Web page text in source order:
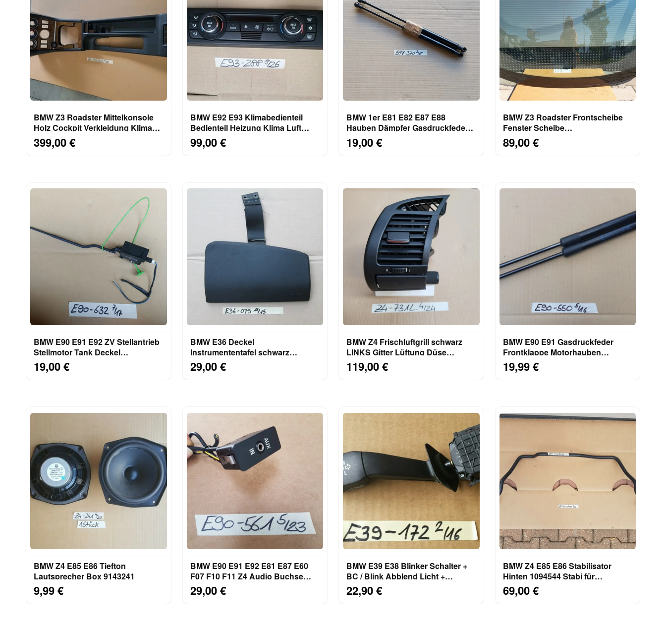
BMW Z3 Roadster Mittelkonsole
Holz Cockpit Verkleidung Klima
Blende 8397702
399,00 €
BMW E92 E93 Klimabedienteil
Bedienteil Heizung Klima Luft
Klimaautomatik 9182288
99,00 €
BMW 1er E81 E82 E87 E88
Hauben Dämpfer Gasdruckfeder
Motorhaube 7118370
19,00 €
BMW Z3 Roadster Frontscheibe
Fenster Scheibe
Windschutzscheibe ABHOLUNG
89,00 €
BMW E90 E91 E92 ZV Stellantrieb
Stellmotor Tank Deckel
Einfüllklappe 6987632
19,00 €
BMW E36 Deckel
Instrumententafel schwarz
8157531 Beifahrer Airbag Klappe
8119075
29,00 €
BMW Z4 Frischluftgrill schwarz
LINKS Gitter Lüftung Düse
7025631 Getränkehalter
119,00 €
BMW E90 E91 Gasdruckfeder
Frontklappe Motorhauben
Dämpfer Rechts + Links 7060550
19,99 €
BMW Z4 E85 E86 Tiefton
Lautsprecher Box 9143241
9,99 €
BMW E90 E91 E92 E81 E87 E60
F07 F10 F11 Z4 Audio Buchse
AUX IN Schalter 6930561
29,00 €
BMW E39 E38 Blinker Schalter +
BC / Blink Abblend Licht +
Fernlicht 8352172
22,90 €
BMW Z4 E85 E86 Stabilisator
Hinten 1094544 Stabi für
Hinterachse
69,00 €